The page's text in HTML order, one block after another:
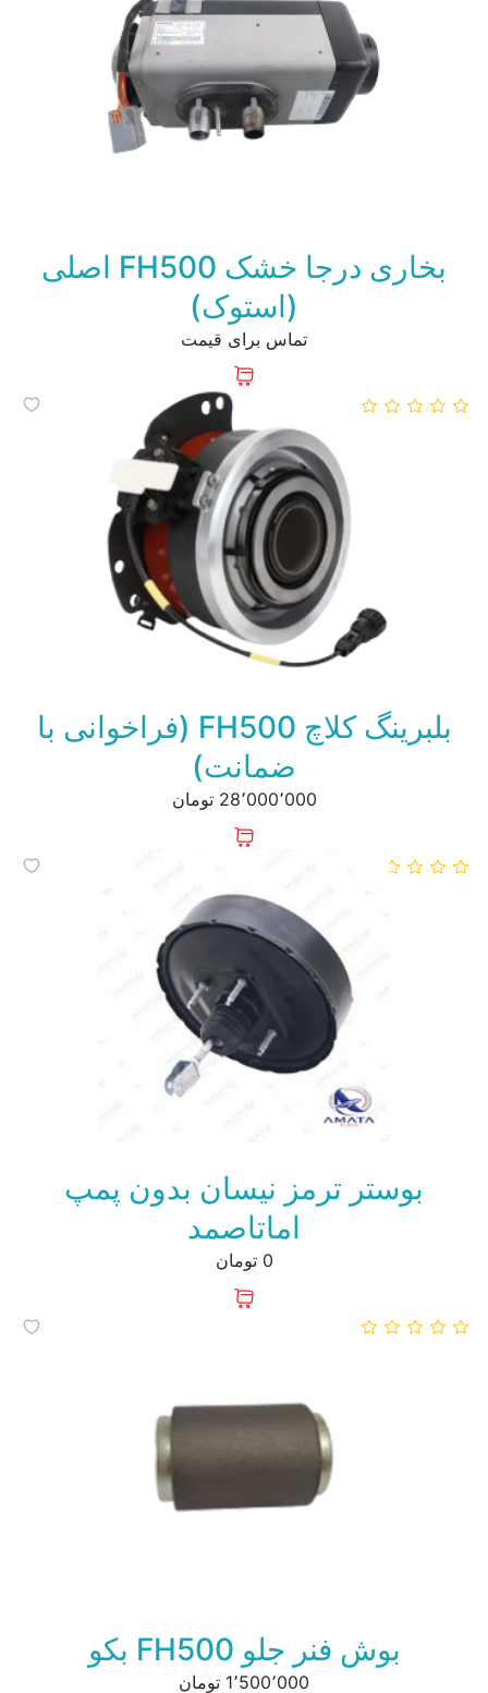
بخاری درجا خشک FH500 اصلی
(استوک)
تماس برای قیمت
بلبرینگ کلاچ FH500 (فراخوانی با
ضمانت)
28٬000٬000 تومان
بوستر ترمز نیسان بدون پمپ
اماتاصمد
0 تومان
بوش فنر جلو FH500 بکو
1٬500٬000 تومان